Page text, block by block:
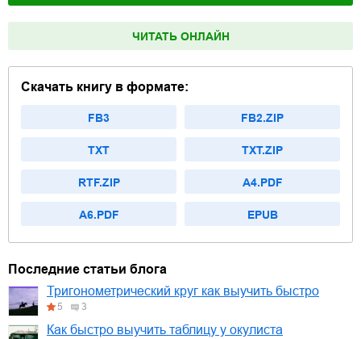
ЧИТАТЬ ОНЛАЙН
Скачать книгу в формате:
FB3 FB2.ZIP
TXT TXT.ZIP
RTF.ZIP A4.PDF
A6.PDF EPUB
Последние статьи блога
Тригонометрический круг как выучить быстро
5 3
Как быстро выучить таблицу у окулиста